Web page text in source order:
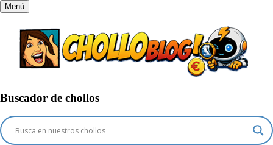
Menú
Buscador de chollos